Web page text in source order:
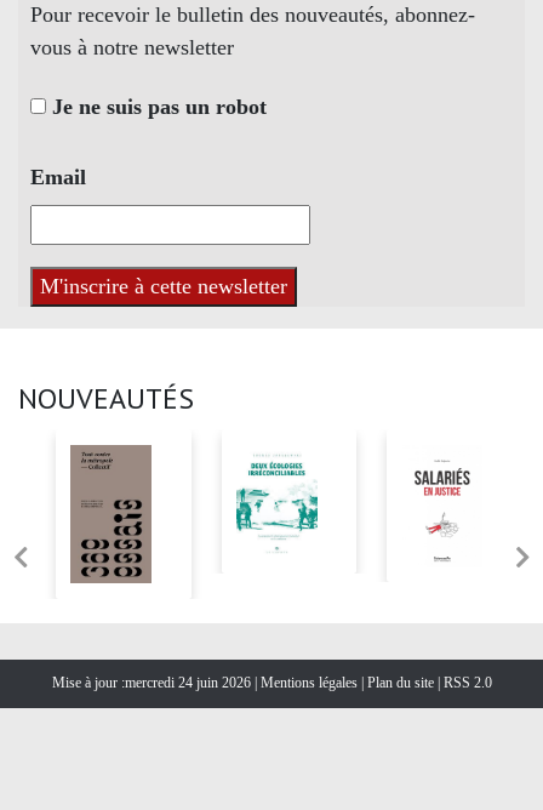
Pour recevoir le bulletin des nouveautés, abonnez-
vous à notre newsletter
Je ne suis pas un robot
Email
NOUVEAUTÉS
Mise à jour :mercredi 24 juin 2026 | Mentions légales | Plan du site |RSS 2.0